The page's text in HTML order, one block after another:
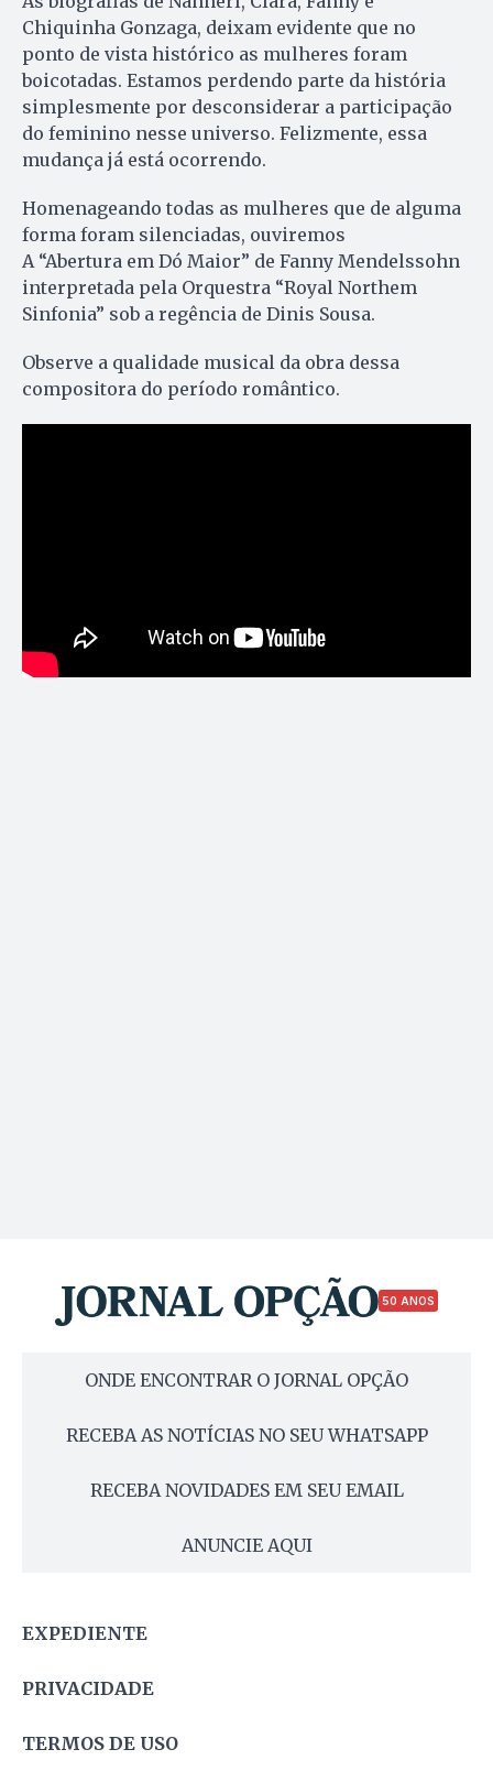
Chiquinha Gonzaga, deixam evidente que no
ponto de vista histórico as mulheres foram
boicotadas. Estamos perdendo parte da história
simplesmente por desconsiderar a participação
do feminino nesse universo. Felizmente, essa
mudança já está ocorrendo.
Homenageando todas as mulheres que de alguma
forma foram silenciadas, ouviremos
A “Abertura em Dó Maior” de Fanny Mendelssohn
interpretada pela Orquestra “Royal Northem
Sinfonia” sob a regência de Dinis Sousa.
Observe a qualidade musical da obra dessa
compositora do período romântico.
50 ANOS
ONDE ENCONTRAR O JORNAL OPÇÃO
RECEBA AS NOTÍCIAS NO SEU WHATSAPP
RECEBA NOVIDADES EM SEU EMAIL
ANUNCIE AQUI
EXPEDIENTE
PRIVACIDADE
TERMOS DE USO